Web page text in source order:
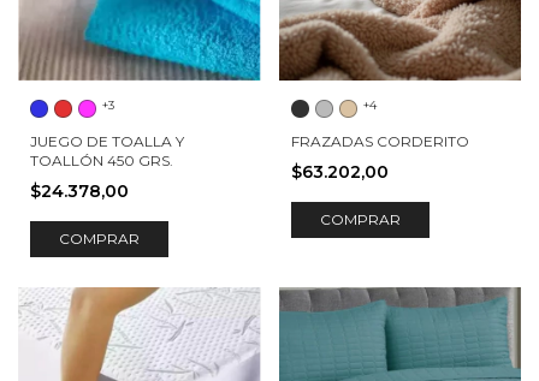
+3
JUEGO DE TOALLA Y
TOALLÓN 450 GRS.
$24.378,00
COMPRAR
+4
FRAZADAS CORDERITO
$63.202,00
COMPRAR